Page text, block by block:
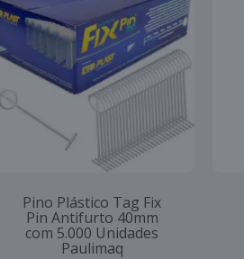
Pino Plástico Tag Fix
Pin Antifurto 40mm
com 5.000 Unidades
Paulimaq